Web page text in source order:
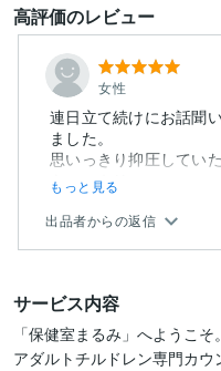
高評価のレビュー
女性
連日立て続けにお話聞
ました。
思いっきり抑圧してい
もスッキリ...
もっと見る
出品者からの返信
サービス内容
「保健室まるみ」へようこそ。
アダルトチルドレン専門カウ